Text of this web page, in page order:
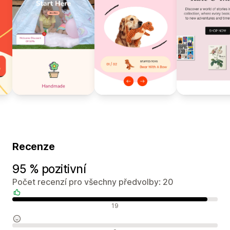
Recenze
95 % pozitivní
Počet recenzí pro všechny předvolby: 20
19